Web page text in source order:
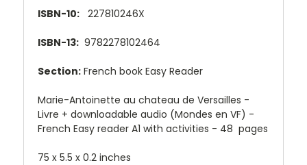
ISBN-10: 227810246X
ISBN-13: 9782278102464
Section: French book Easy Reader
Marie-Antoinette au chateau de Versailles -
Livre + downloadable audio (Mondes en VF) -
French Easy reader A1 with activities - 48 pages
75 x 5.5 x 0.2 inches